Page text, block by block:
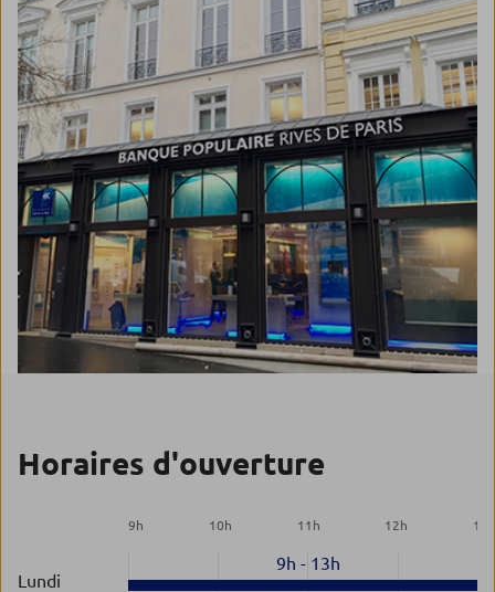
Horaires d'ouverture
9h 10h 11 h 12h 13
Lundi
9h - 13h